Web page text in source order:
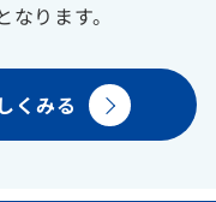
ります。
くみる